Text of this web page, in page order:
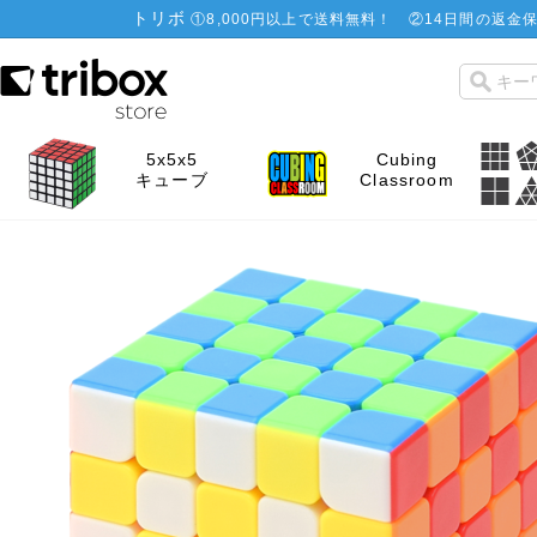
トリボ ①8,000円以上で送料無料！ ②14日間の返金
5x5x5
キューブ
Cubing
Classroom